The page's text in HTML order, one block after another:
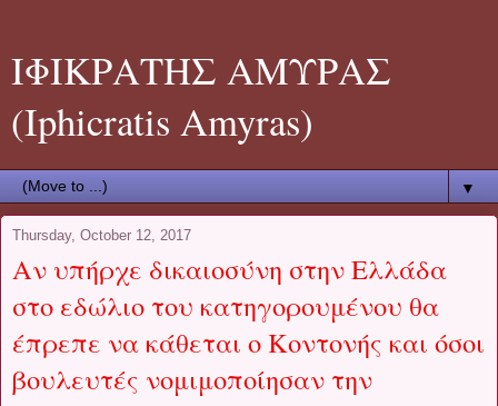
ΙΦΙΚΡΑΤΗΣ ΑΜΥΡΑΣ
(Iphicratis Amyras)
▼
Thursday, October 12, 2017
Αν υπήρχε δικαιοσύνη στην Ελλάδα
στο εδώλιο του κατηγορουμένου θα
έπρεπε να κάθεται ο Κοντονής και όσοι
βουλευτές νομιμοποίησαν την